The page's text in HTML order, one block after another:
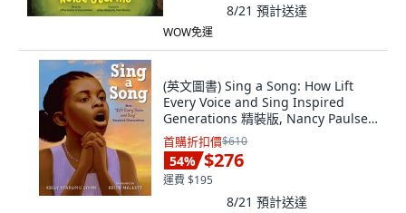
8/21 預計送達
WOW免運
(英文圖書) Sing a Song: How Lift
Every Voice and Sing Inspired
Generations 精裝版, Nancy Paulsen
Books, 英文
首購折扣價$610
54% $276
運費 $195
8/21 預計送達